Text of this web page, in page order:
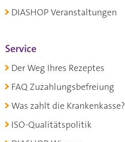
DIASHOP Veranstaltungen
Service
Der Weg Ihres Rezeptes
FAQ Zuzahlungsbefreiung
Was zahlt die Krankenkasse?
ISO-Qualitätspolitik